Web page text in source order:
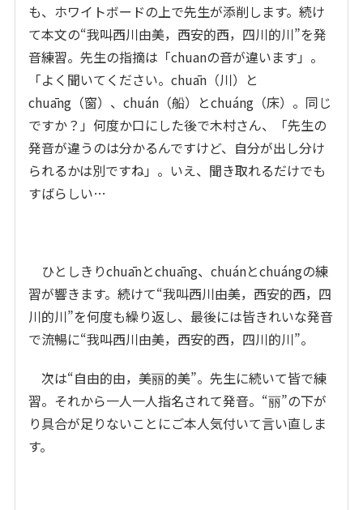
も、ホワイトボードの上で先生が添削します。続け
て本文の“我叫西川由美，西安的西，四川的川”を発
音練習。先生の指摘は「chuanの音が違います」。
「よく聞いてください。chuān（川）と
chuāng（窗）、chuán（船）とchuáng（床）。同じ
ですか？」何度か口にした後で木村さん、「先生の
発音が違うのは分かるんですけど、自分が出し分け
られるかは別ですね」。いえ、聞き取れるだけでも
すばらしい…
ひとしきりchuānとchuāng、chuánとchuángの練
習が響きます。続けて“我叫西川由美，西安的西，四
川的川”を何度も繰り返し、最後には皆きれいな発音
で流暢に“我叫西川由美，西安的西，四川的川”。
次は“自由的由，美丽的美”。先生に続いて皆で練
習。それから一人一人指名されて発音。“丽”の下が
り具合が足りないことにご本人気付いて言い直しま
す。